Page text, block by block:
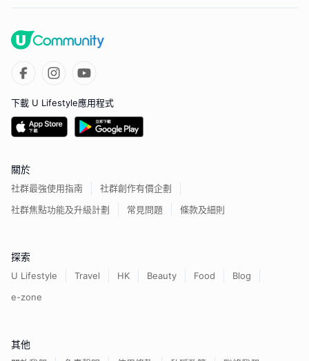
下載 U Lifestyle應用程式
關於
社群最強使用指南
社群創作有價企劃
社群焦點功能及升級計劃
常見問題 條款及細則
探索
U Lifestyle Travel HK Beauty Food
Blog
e-zone
其他